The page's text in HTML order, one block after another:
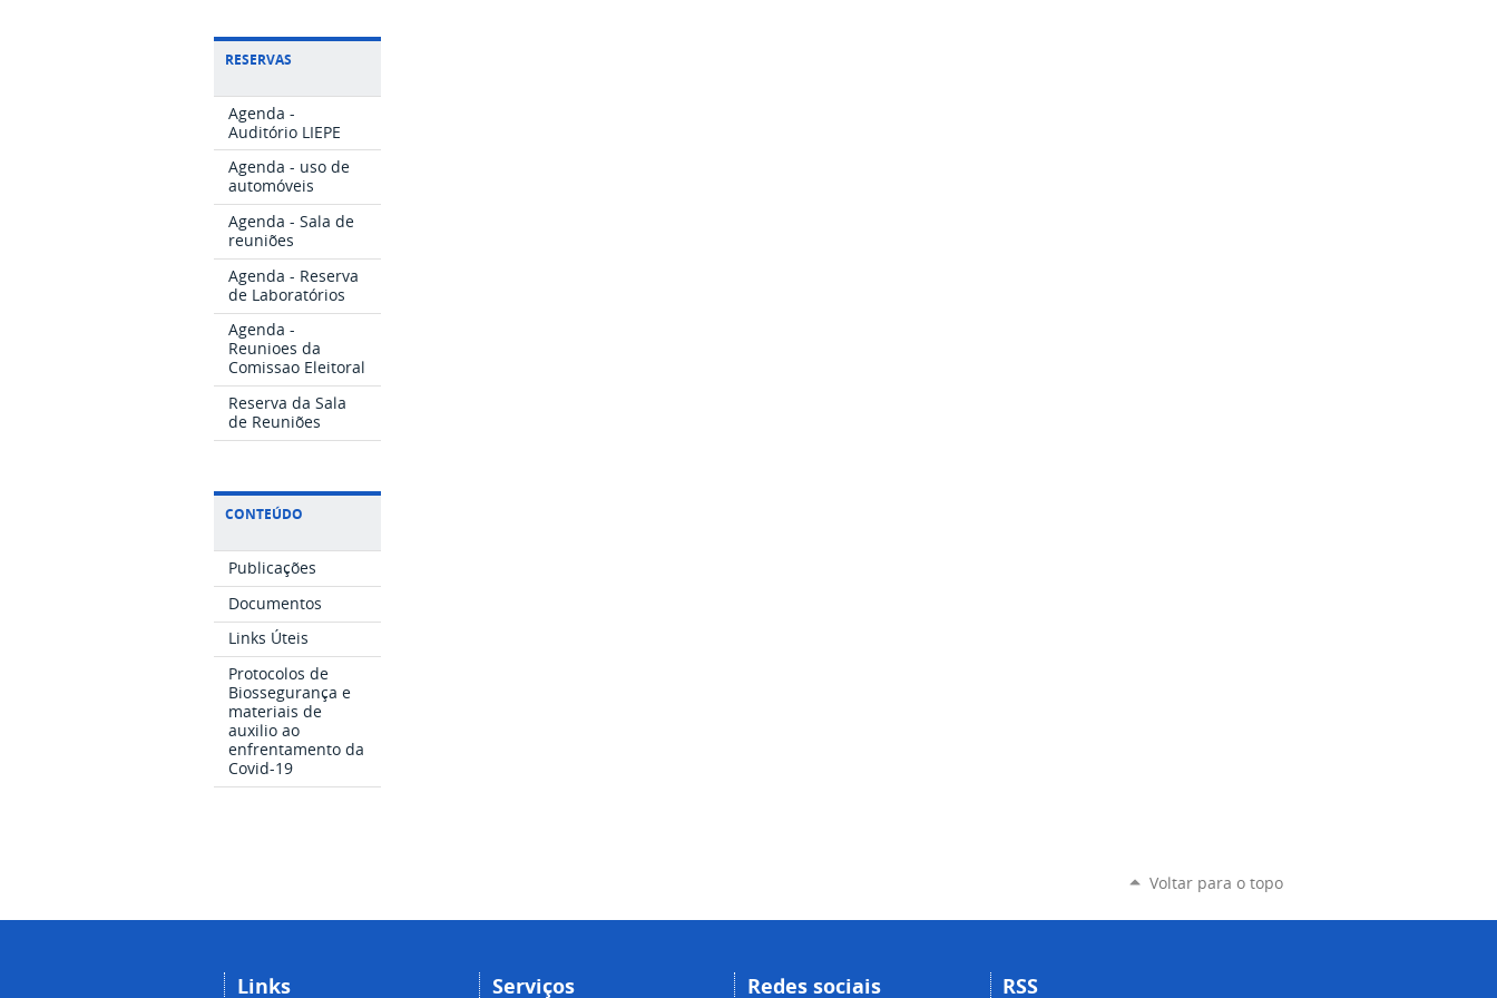
RESERVAS
Agenda -
Auditório LIEPE
Agenda - uso de
automóveis
Agenda - Sala de
reuniões
Agenda - Reserva
de Laboratórios
Agenda -
Reunioes da
Comissao Eleitoral
Reserva da Sala
de Reuniões
CONTEÚDO
Publicações
Documentos
Links Úteis
Protocolos de
Biossegurança e
materiais de
auxilio ao
enfrentamento da
Covid-19
Voltar para o topo
Links Serviços Redes sociais RSS